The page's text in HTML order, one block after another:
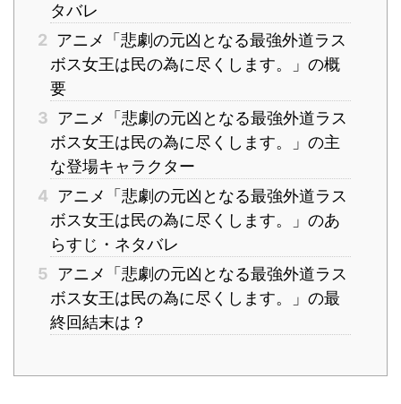
タバレ
2 アニメ「悲劇の元凶となる最強外道ラス
ボス女王は民の為に尽くします。」の概
要
3 アニメ「悲劇の元凶となる最強外道ラス
ボス女王は民の為に尽くします。」の主
な登場キャラクター
4 アニメ「悲劇の元凶となる最強外道ラス
ボス女王は民の為に尽くします。」のあ
らすじ・ネタバレ
5 アニメ「悲劇の元凶となる最強外道ラス
ボス女王は民の為に尽くします。」の最
終回結末は？